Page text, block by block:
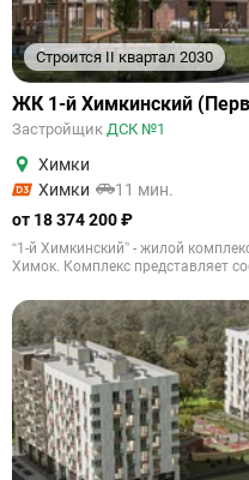
Строится II квартал 2030
ЖК 1-й Химкинский
Застройщик ДСК №1
Химки
Химки
11 мин.
от 18 374 200 ₽
“1-й Химкинский” - жилой
Химок. Комплекс представляет